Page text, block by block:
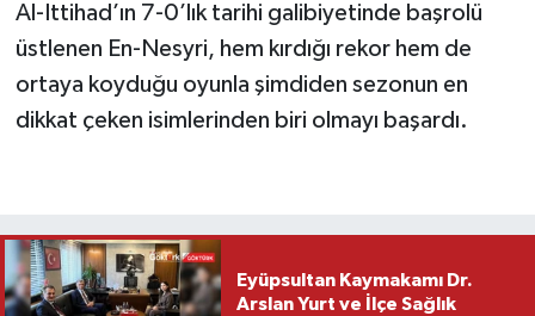
Al-Ittihad’ın 7-0’lık tarihi galibiyetinde başrolü
üstlenen En-Nesyri, hem kırdığı rekor hem de
ortaya koyduğu oyunla şimdiden sezonun en
dikkat çeken isimlerinden biri olmayı başardı.
Eyüpsultan Kaymakamı Dr.
Arslan Yurt ve İlçe Sağlık